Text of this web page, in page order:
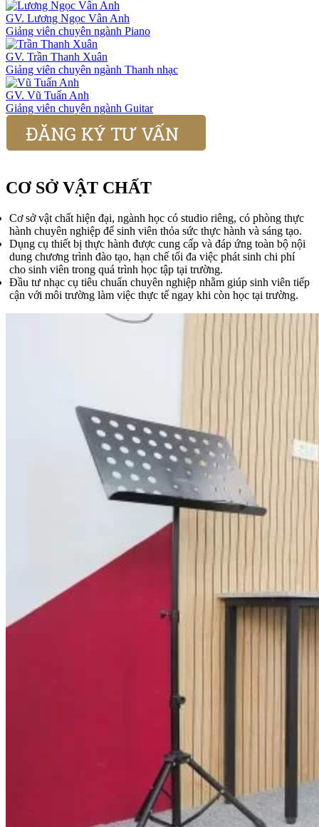
GV. Lương Ngọc Vân Anh
Giảng viên chuyên ngành Piano
GV. Trần Thanh Xuân
Giảng viên chuyên ngành Thanh nhạc
GV. Vũ Tuấn Anh
Giảng viên chuyên ngành Guitar
CƠ SỞ VẬT CHẤT
Cơ sở vật chất hiện đại, ngành học có studio riêng, có phòng thực
hành chuyên nghiệp để sinh viên thỏa sức thực hành và sáng tạo.
Dụng cụ thiết bị thực hành được cung cấp và đáp ứng toàn bộ nội
dung chương trình đào tạo, hạn chế tối đa việc phát sinh chi phí
cho sinh viên trong quá trình học tập tại trường.
Đầu tư nhạc cụ tiêu chuẩn chuyên nghiệp nhằm giúp sinh viên tiếp
cận với môi trường làm việc thực tế ngay khi còn học tại trường.